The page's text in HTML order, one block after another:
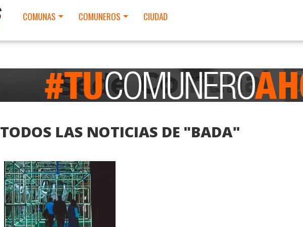
COMUNAS COMUNEROS CIUDAD
TODOS LAS NOTICIAS DE "BADA"
LEER MAS